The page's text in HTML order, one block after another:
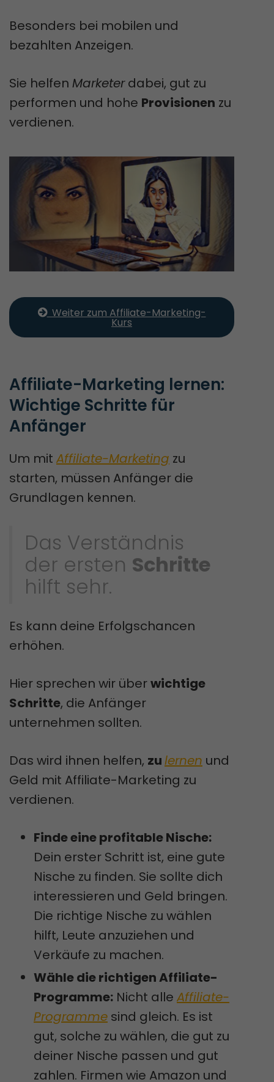
Besonders bei mobilen und
bezahlten Anzeigen.
Sie helfen Marketerdabei, gut zu
performen und hohe Provisionen zu
verdienen.
  Weiter zum Affiliate-Marketing-
Kurs
Affiliate-Marketing lernen:
Wichtige Schritte für
Anfänger
Um mit Affiliate-Marketing zu
starten, müssen Anfänger die
Grundlagen kennen.
Das Verständnis
der ersten Schritte
hilft sehr.
Es kann deine Erfolgschancen
erhöhen.
Hier sprechen wir überwichtige
Schritte, die Anfänger
unternehmen sollten.
Das wird ihnen helfen, zulernen und
Geld mit Affiliate-Marketing zu
verdienen.
Finde eine profitable Nische:
Dein erster Schritt ist, eine gute
Nische zu finden. Sie sollte dich
interessieren und Geld bringen.
Die richtige Nische zu wählen
hilft, Leute anzuziehen und
Verkäufe zu machen.
Wähle die richtigen Affiliate-
Programme: Nicht alle Affiliate-
Programme sind gleich. Es ist
gut, solche zu wählen, die gut zu
deiner Nische passen und gut
zahlen. Firmen wie Amazon und